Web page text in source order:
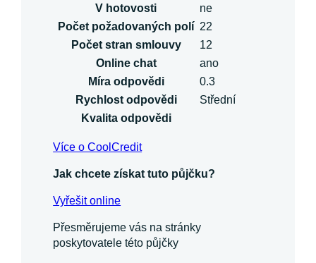
V hotovosti
ne
Počet požadovaných polí 22
Počet stran smlouvy
12
Online chat
ano
Míra odpovědi
0.3
Rychlost odpovědi
Střední
Kvalita odpovědi
Více o CoolCredit
Jak chcete získat tuto půjčku?
Vyřešit online
Přesměrujeme vás na stránky
poskytovatele této půjčky